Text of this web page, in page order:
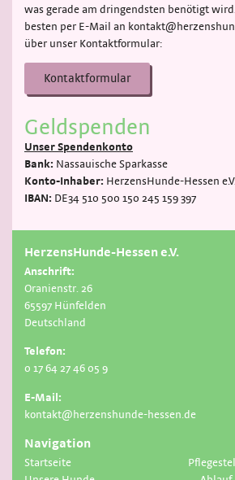
was gerade am dringendsten benötigt
besten per E-Mail an
über unser Kontaktformular:
Kontaktformular
Geldspenden
Unser Spendenkonto
Bank: Nassauische Sparkasse
Konto-Inhaber: HerzensHunde-Hessen e.V.
IBAN: DE34 510 500 150 245 159 397
HerzensHunde-Hessen e.V.
Anschrift:
Oranienstr. 26
65597 Hünfelden
Deutschland
Telefon:
0 17 64 27 46 05 9
E-Mail:
kontakt@herzenshunde-hessen.de
Navigation
Startseite